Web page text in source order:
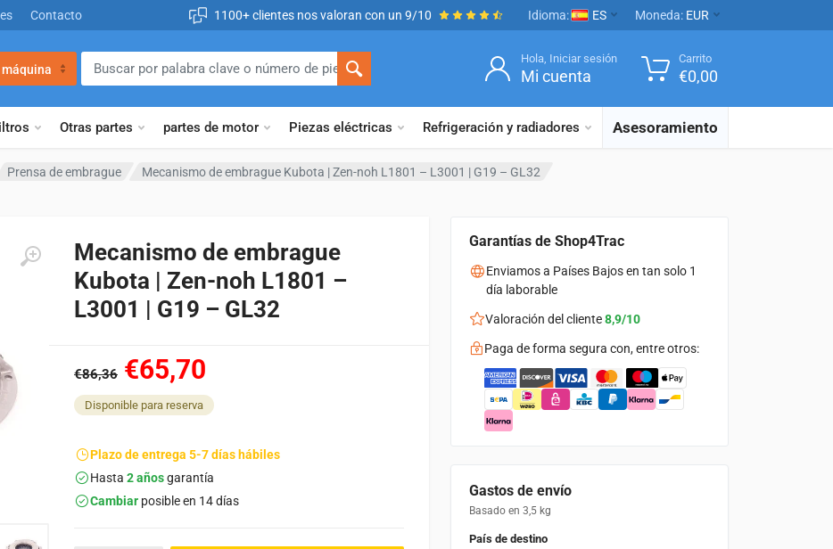
Contacto 1100+ clientes nos valoran con un 9/10 Idioma: ES Moneda: EUR
Otras partes partes de motor Piezas eléctricas Refrigeración y radiadores Asesoramiento
máquina
Hola, Iniciar sesión
Mi cuenta
Carrito
€0,00
Prensa de embrague Mecanismo de embrague Kubota | Zen-noh L1801 – L3001 | G19 – GL32
Mecanismo de embrague
Kubota | Zen-noh L1801 –
L3001 | G19 – GL32
€86,36 €65,70
Disponible para reserva
Plazo de entrega 5-7 días hábiles
Hasta 2 añosgarantía
Cambiar posible en 14 días
Garantías de Shop4Trac
Enviamos a Países Bajos en tan solo 1
día laborable
Valoración del cliente8,9/10
Paga de forma segura con, entre otros:
Gastos de envío
Basado en 3,5 kg
País de destino